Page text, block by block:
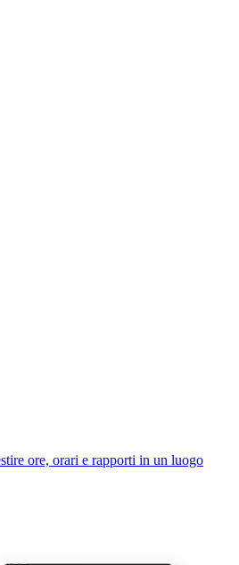
ore, orari e rapporti in un luogo